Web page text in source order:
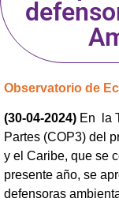
Observatorio de
(30-04-2024) En la
Partes (COP3) del
y el Caribe, que se
presente año, se
defensoras